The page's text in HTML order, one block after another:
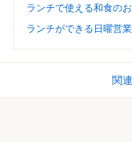
ランチで使える和食の
ランチができる日曜営
関